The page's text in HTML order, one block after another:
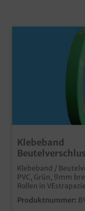
Klebeband
PVC auf Rolle
Klebeband /
PVC, Grün, 9mm
Rollen in
Klebebandideal für
von Polybeuteln
Produktnummer: